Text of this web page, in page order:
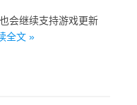
会继续支持游戏更新
全文 »